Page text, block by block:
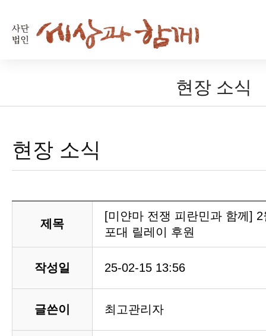
현장 소식
현장 소식
제목
[미얀마 전쟁 피란민과 함께]
포대 릴레이 후원
작성일 25-02-15 13:56
글쓴이 최고관리자